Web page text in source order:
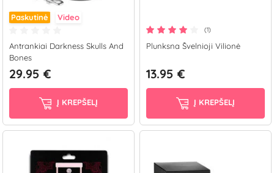
Paskutinė Video
Antrankiai Darkness Skulls And
Bones
29.95 €
Į KREPŠELĮ
(1)
Plunksna Švelnioji Vilionė
13.95 €
Į KREPŠELĮ